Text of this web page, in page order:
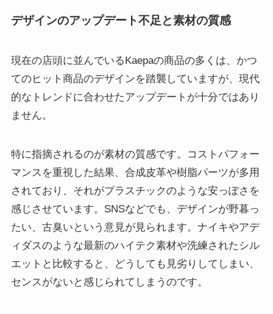
デザインのアップデート不足と素材の質感
現在の店頭に並んでいるKaepaの商品の多くは、かつ
てのヒット商品のデザインを踏襲していますが、現代
的なトレンドに合わせたアップデートが十分ではあり
ません。
特に指摘されるのが素材の質感です。コストパフォー
マンスを重視した結果、合成皮革や樹脂パーツが多用
されており、それがプラスチックのような安っぽさを
感じさせています。SNSなどでも、デザインが野暮っ
たい、古臭いという意見が見られます。ナイキやアデ
ィダスのような最新のハイテク素材や洗練されたシル
エットと比較すると、どうしても見劣りしてしまい、
センスがないと感じられてしまうのです。